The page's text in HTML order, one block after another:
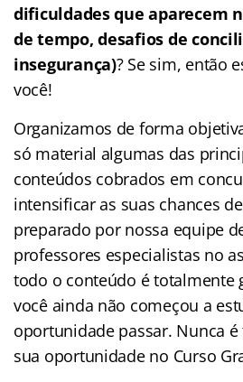
dificuldades que aparecem
de tempo, desafios de
insegurança)? Se sim, então
você!
Organizamos de forma
só material algumas das
conteúdos cobrados em
intensificar as suas chances
preparado por nossa equipe
professores especialistas no
todo o conteúdo é totalmente
você ainda não começou a
oportunidade passar. Nunca é
sua oportunidade no Curso